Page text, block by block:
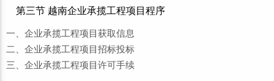
第三节 越南企业承揽工程项目程序
一、企业承揽工程项目获取信息
二、企业承揽工程项目招标投标
三、企业承揽工程项目许可手续